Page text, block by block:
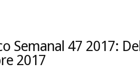
Semanal 47 2017:
2017